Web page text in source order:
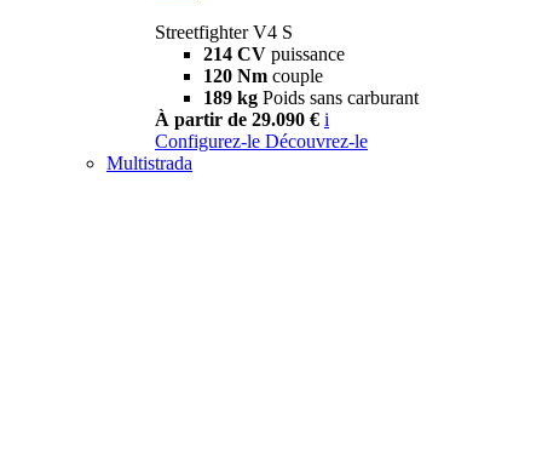
Streetfighter V4 S
214 CV puissance
120 Nm couple
189 kg Poids sans carburant
À partir de 29.090 € i
Configurez-le Découvrez-le
Multistrada